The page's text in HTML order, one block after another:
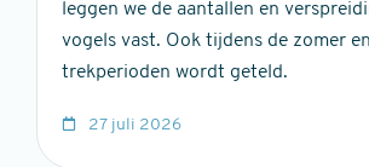
leggen we de aantallen en
vogels vast. Ook tijdens de zomer
trekperioden wordt geteld.
27 juli 2026